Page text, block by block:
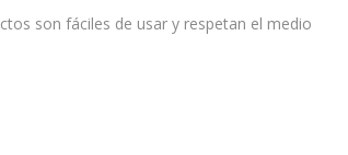
son fáciles de usar y respetan el medio